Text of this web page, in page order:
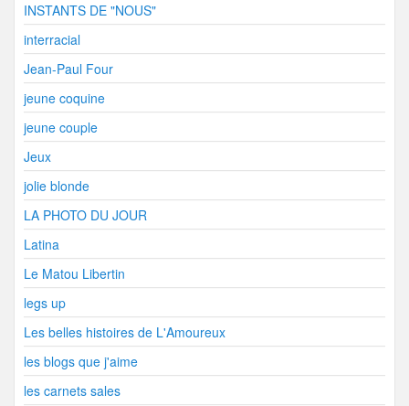
INSTANTS DE "NOUS"
interracial
Jean-Paul Four
jeune coquine
jeune couple
Jeux
jolie blonde
LA PHOTO DU JOUR
Latina
Le Matou Libertin
legs up
Les belles histoires de L'Amoureux
les blogs que j'aime
les carnets sales